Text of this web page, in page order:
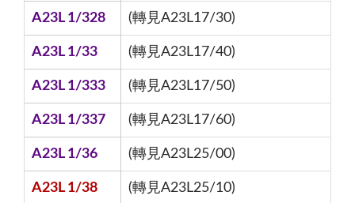
A23L 1/328 (轉見A23L17/30)
A23L 1/33 (轉見A23L17/40)
A23L 1/333 (轉見A23L17/50)
A23L 1/337 (轉見A23L17/60)
A23L 1/36 (轉見A23L25/00)
A23L 1/38 (轉見A23L25/10)